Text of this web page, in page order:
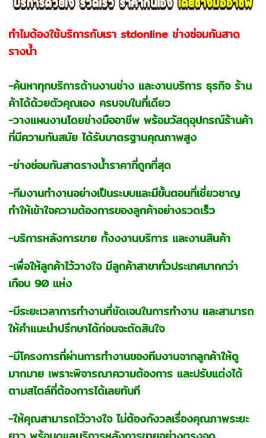
ทำไมต้องใช้บริการกับเรา stdonline ช่างซ่อมกันสาด
รางน้ำ
-ค้นหาทุกบริการด้านงานช่าง และงานบริการ ธุรกิจ ร้าน
ค้าได้ด้วยตัวคุณเอง ครบจบในที่เดียว
-วางแผนงานโดยช่างมืออาชีพ พร้อมวัสดุอุปกรณ์ร้านค้า
ที่มีความทันสมัย ได้รับมาตรฐานคุณภาพสูง
-ช่างซ่อมกันสาดรางน้ำราคาที่ถูกที่สุด
-ทีมงานทำงานอย่างเป็นระบบและมีขั้นตอนที่เชี่ยวชาญ
ทำให้เข้าใจความต้องการของลูกค้าอย่างรวดเร็ว
-บริการหลังการขาย ทั้งงงานบริการ และงานสินค้า
-เพื่อให้ลูกค้าไว้วางใจ มีลูกค้าสาขาทั่วประเทศมากกว่า
เกือบ 90 แห่ง
-มีระยะเวลาการทำงานที่ชัดเจนในการทำงาน และสามารถ
ให้คำแนะนำปรึกษาได้ก่อนจะตัดสินใจ
-มีโครงการที่ผ่านการทำงานของทีมงานจากลูกค้าให้ดู
มากมาย เพราะพิจารณาความต้องการ และปรับแต่งได้
ตามสไตล์ที่ต้องการได้เลยทันที
-ให้คุณสามารถไว้วางใจ ไม่ต้องกังวลเรื่องคุณภาพระยะ